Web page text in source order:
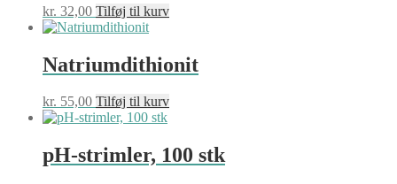
kr. 32,00 Tilføj til kurv
Natriumdithionit
kr. 55,00 Tilføj til kurv
pH-strimler, 100 stk